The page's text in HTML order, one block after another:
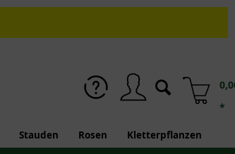
*
Stauden Rosen Kletterpflanzen